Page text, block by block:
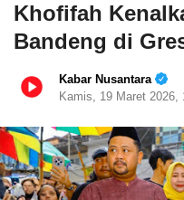
Khofifah
Bandeng di
Kabar Nusantara
Kamis, 19 Maret 2026,